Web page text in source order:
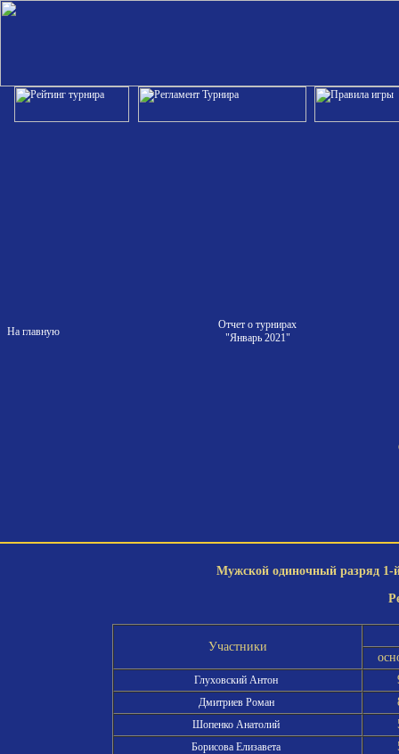
На главную
Отчет о турнирах
"Январь 2021"
Мужской одиночный разряд 1-
Участники
Глуховский Антон
Дмитриев Роман
Шопенко Анатолий
Борисова Елизавета